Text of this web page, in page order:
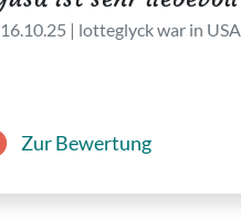
16.10.25 | lotteglyck war in USA
Zur Bewertung